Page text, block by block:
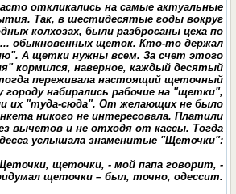
откликались на самые актуальные
Так, в шестидесятые годы вокруг
колхозах, были разбросаны цеха по
обыкновенных щеток. Кто-то держал
А щетки нужны всем. За счет этого
кормился, наверное, каждый десятый
переживала настоящий щеточный
городу набирались рабочие на "щетки",
их "туда-сюда". От желающих не было
никого не интересовала. Платили
вычетов и не отходя от кассы. Тогда
услышала знаменитые "Щеточки":
щеточки, - мой папа говорит, -
щеточки – был, точно, одессит.